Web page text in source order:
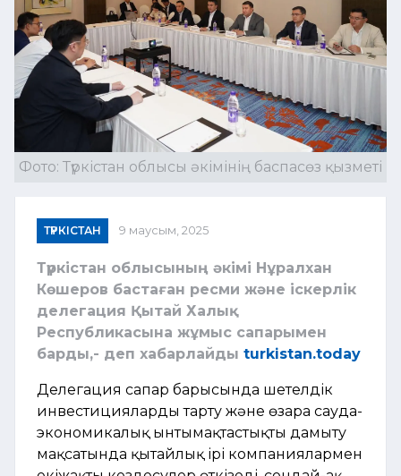
Фото: Түркістан облысы әкімінің баспасөз қызметі
ТҮРКІСТАН 9 маусым, 2025
Түркістан облысының әкімі Нұралхан
Көшеров бастаған ресми және іскерлік
делегация Қытай Халық
Республикасына жұмыс сапарымен
барды,- деп хабарлайды turkistan.today
Делегация сапар барысында шетелдік
инвестицияларды тарту және өзара сауда-
экономикалық ынтымақтастықты дамыту
мақсатында қытайлық ірі компаниялармен